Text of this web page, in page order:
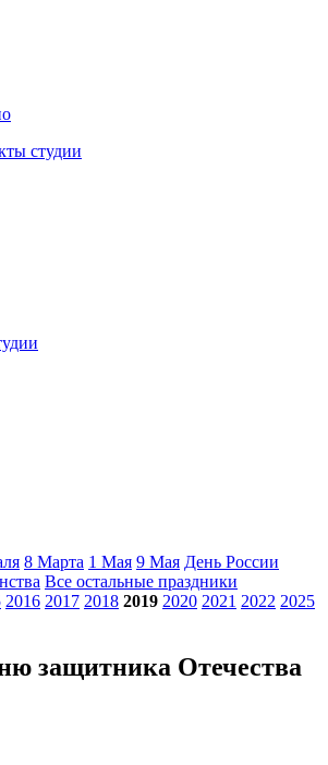
студии
8 Марта 1 Мая 9 Мая День России
Все остальные праздники
2016 2017 2018 2019 2020 2021 2022 2025
защитника Отечества